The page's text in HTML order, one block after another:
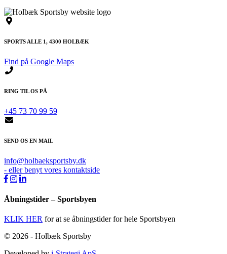
SPORTS ALLE 1, 4300 HOLBÆK
Find på Google Maps
RING TIL OS PÅ
+45 73 70 99 59
SEND OS EN MAIL
info@holbaeksportsby.dk
- eller benyt vores kontaktside
Åbningstider – Sportsbyen
KLIK HER for at se åbningstider for hele Sportsbyen
© 2026 - Holbæk Sportsby